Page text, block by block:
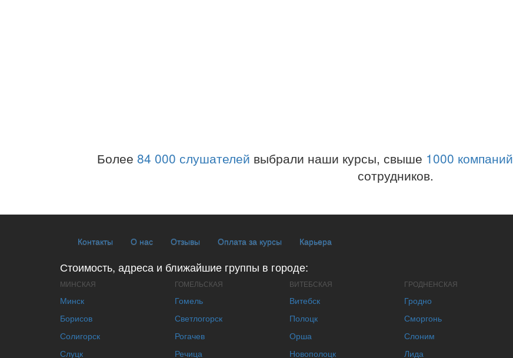
Более 84 000 слушателей выбрали наши курсы, свыше 1000 компаний
сотрудников.
Контакты О нас Отзывы Оплата за курсы Карьера
Стоимость, адреса и ближайшие группы в городе:
МИНСКАЯ
Минск
Борисов
Солигорск
Слуцк
ГОМЕЛЬСКАЯ
Гомель
Светлогорск
Рогачев
Речица
ВИТЕБСКАЯ
Витебск
Полоцк
Орша
Новополоцк
ГРОДНЕНСКАЯ
Гродно
Сморгонь
Слоним
Лида